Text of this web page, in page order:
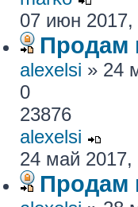
07 июн 2017,
Продам
alexelsi » 24
0
23876
alexelsi
24 май 2017,
Продам